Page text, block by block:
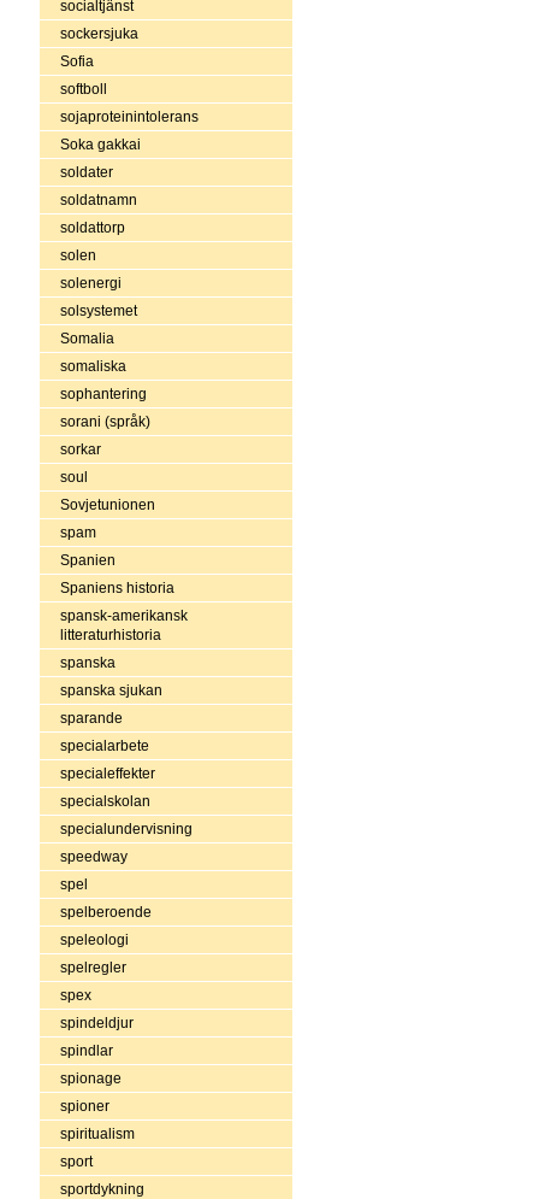
socialtjänst
sockersjuka
Sofia
softboll
sojaproteinintolerans
Soka gakkai
soldater
soldatnamn
soldattorp
solen
solenergi
solsystemet
Somalia
somaliska
sophantering
sorani (språk)
sorkar
soul
Sovjetunionen
spam
Spanien
Spaniens historia
spansk-amerikansk
litteraturhistoria
spanska
spanska sjukan
sparande
specialarbete
specialeffekter
specialskolan
specialundervisning
speedway
spel
spelberoende
speleologi
spelregler
spex
spindeldjur
spindlar
spionage
spioner
spiritualism
sport
sportdykning